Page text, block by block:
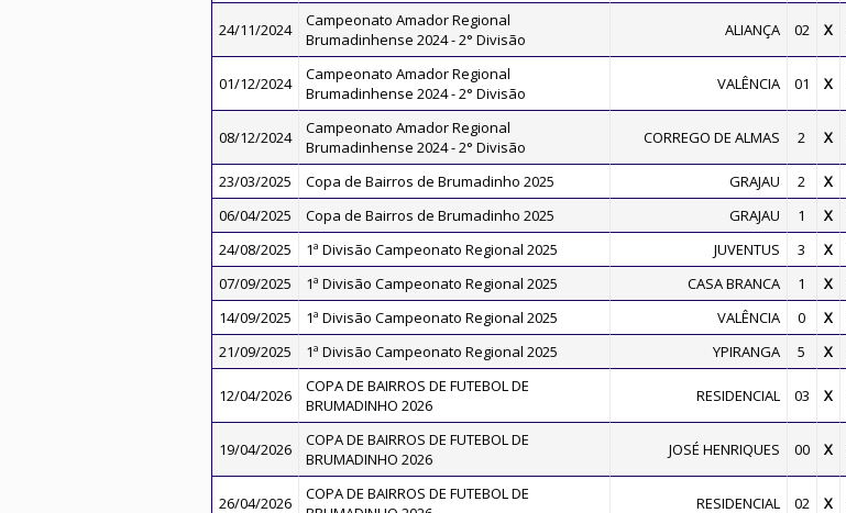
24/11/2024
Campeonato Amador Regional
Brumadinhense 2024 - 2° Divisão
ALIANÇA 02 X
01/12/2024
Campeonato Amador Regional
Brumadinhense 2024 - 2° Divisão
VALÊNCIA 01 X
08/12/2024
Campeonato Amador Regional
Brumadinhense 2024 - 2° Divisão
CORREGO DE ALMAS 2 X
23/03/2025 Copa de Bairros de Brumadinho 2025 GRAJAU 2 X
06/04/2025
Copa de Bairros de Brumadinho 2025 GRAJAU 1 X
24/08/2025
1ª Divisão Campeonato Regional 2025 JUVENTUS 3 X
07/09/2025
1ª Divisão Campeonato Regional 2025 CASA BRANCA 1 X
14/09/2025
1ª Divisão Campeonato Regional 2025 VALÊNCIA 0 X
21/09/2025
1ª Divisão Campeonato Regional 2025 YPIRANGA 5 X
12/04/2026
COPA DE BAIRROS DE FUTEBOL DE
BRUMADINHO 2026
RESIDENCIAL 03 X
19/04/2026
COPA DE BAIRROS DE FUTEBOL DE
BRUMADINHO 2026
JOSÉ HENRIQUES 00 X
26/04/2026
COPA DE BAIRROS DE FUTEBOL DE
RESIDENCIAL 02 X